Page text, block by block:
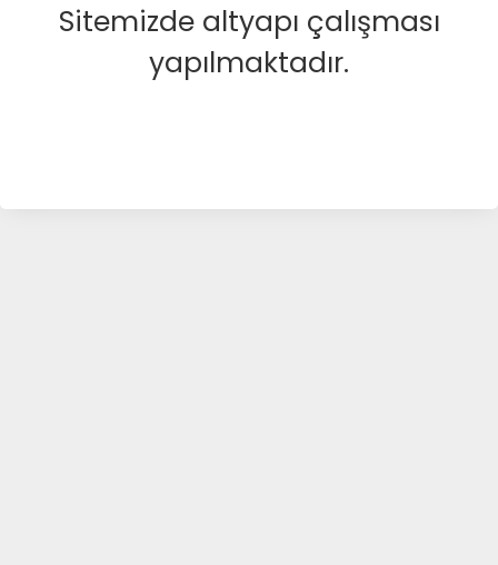
Sitemizde altyapı çalışması
yapılmaktadır.